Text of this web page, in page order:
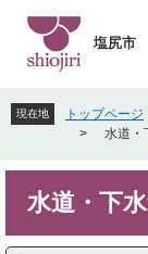
先
頭
す
を
飛
し
文
塩尻市
現在地 トップページ
>
水道・
水道・下